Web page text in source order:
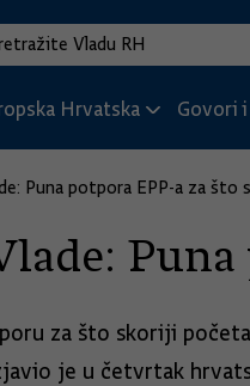
Hrvatska Govori
Puna potpora EPP-a za
za što skoriji
je u četvrtak